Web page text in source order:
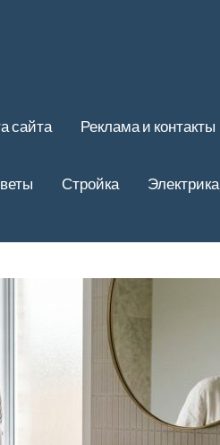
сайта Реклама и контакты
Стройка Электрика